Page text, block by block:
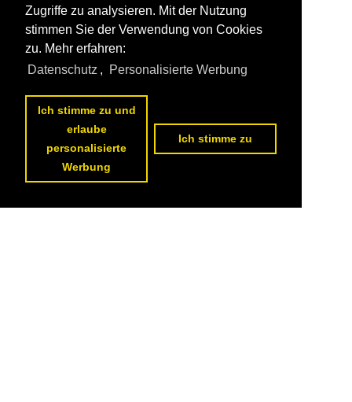
Zugriffe zu analysieren. Mit der Nutzung
stimmen Sie der Verwendung von Cookies
zu. Mehr erfahren:
Datenschutz , Personalisierte Werbung
Ich stimme zu und
erlaube
personalisierte
Werbung
Ich stimme zu